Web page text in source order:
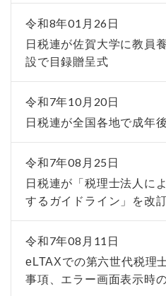
令和8年01月26日
日税連が佐賀大学に教員
設で目録贈呈式
令和7年10月20日
日税連が全国各地で成年
令和7年08月25日
日税連が「税理士法人に
するガイドライン」を改
令和7年08月11日
eLTAXでの第六世代税理
事項、エラー画面表示時